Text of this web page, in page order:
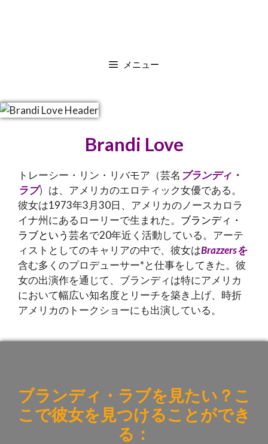
メニュー
Brandi Love
トレーシー・リン・リバモア（芸名 ブランディ・
ラブ）は、アメリカのエロティック女優である。
彼女は1973年3月30日、アメリカのノースカロラ
イナ州にあるローリーで生まれた。 ブランディ・
ラブという芸名で20年近く活動している。アーテ
ィストとしてのキャリアの中で、彼女はBrazzersを
含む多くのプロデューサー*と仕事をしてきた。彼
女の出演作を通じて、ブランディは特にアメリカ
において幅広い知名度とリーチを築き上げ、時折
アメリカのトークショーにも出演している。
ブランディ・ラブを見たい？ こ
こで彼女を見つけることができ
る：